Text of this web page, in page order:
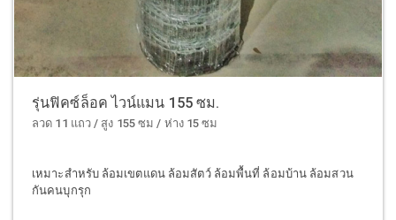
รุ่นฟิคซ์ล็อค ไวน์แมน 155 ซม.
ลวด 11 แถว / สูง 155 ซม / ห่าง 15 ซม
เหมาะสำหรับ ล้อมเขตแดน ล้อมสัตว์ ล้อมพื้นที่ ล้อมบ้าน ล้อมสวน
กันคนบุกรุก